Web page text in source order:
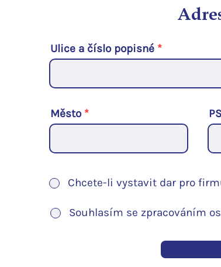
Ulice a číslo popisné
Město
Chcete-li vystavit dar pro
Souhlasím se zpracováním